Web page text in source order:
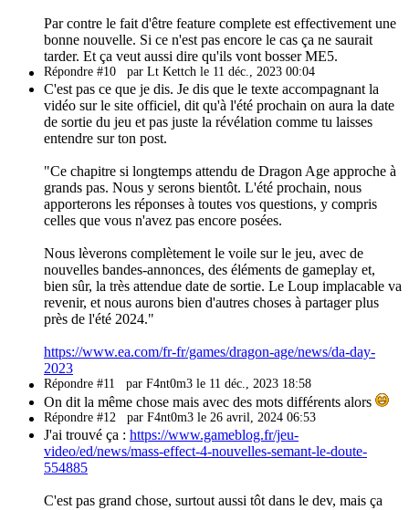
Par contre le fait d'être feature complete est effectivement une
bonne nouvelle. Si ce n'est pas encore le cas ça ne saurait
tarder. Et ça veut aussi dire qu'ils vont bosser ME5.
Répondre #10 par Lt Kettch le 11 déc., 2023 00:04
C'est pas ce que je dis. Je dis que le texte accompagnant la
vidéo sur le site officiel, dit qu'à l'été prochain on aura la date
de sortie du jeu et pas juste la révélation comme tu laisses
entendre sur ton post.
"Ce chapitre si longtemps attendu de Dragon Age approche à
grands pas. Nous y serons bientôt. L'été prochain, nous
apporterons les réponses à toutes vos questions, y compris
celles que vous n'avez pas encore posées.
Nous lèverons complètement le voile sur le jeu, avec de
nouvelles bandes-annonces, des éléments de gameplay et,
bien sûr, la très attendue date de sortie. Le Loup implacable va
revenir, et nous aurons bien d'autres choses à partager plus
près de l'été 2024."
https://www.ea.com/fr-fr/games/dragon-age/news/da-day-
2023
Répondre #11 par F4nt0m3 le 11 déc., 2023 18:58
On dit la même chose mais avec des mots différents alors
Répondre #12 par F4nt0m3 le 26 avril, 2024 06:53
J'ai trouvé ça : https://www.gameblog.fr/jeu-
video/ed/news/mass-effect-4-nouvelles-semant-le-doute-
554885
C'est pas grand chose, surtout aussi tôt dans le dev, mais ça